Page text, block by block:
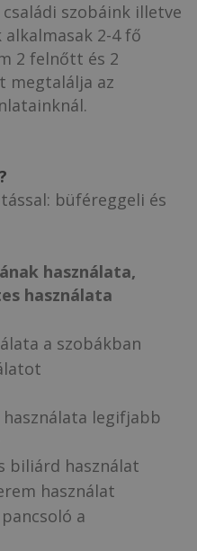
szobáink illetve
2-4 fő
2 felnőtt és 2
megtalálja az
büféreggeli és
használata,
használata
a szobákban
legifjabb
biliárd használat
használat
a